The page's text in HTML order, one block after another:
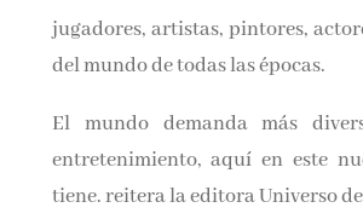
jugadores, artistas, pintores,
del mundo de todas las épocas.
El mundo demanda más
entretenimiento, aquí en este
tiene. reitera la editora Universo
términos
de privacidad